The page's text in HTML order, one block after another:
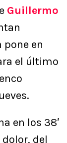
Guillermo
en
el último
en los 38′
del